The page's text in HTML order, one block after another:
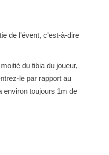
de l’évent, c’est-à-dire
du tibia du joueur,
le par rapport au
environ toujours 1m de